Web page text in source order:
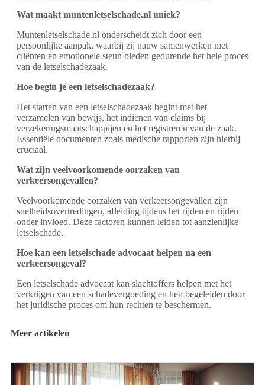
Wat maakt muntenletselschade.nl uniek?
Muntenletselschade.nl onderscheidt zich door een
persoonlijke aanpak, waarbij zij nauw samenwerken met
cliënten en emotionele steun bieden gedurende het hele proces
van de letselschadezaak.
Hoe begin je een letselschadezaak?
Het starten van een letselschadezaak begint met het
verzamelen van bewijs, het indienen van claims bij
verzekeringsmaatschappijen en het registreren van de zaak.
Essentiële documenten zoals medische rapporten zijn hierbij
cruciaal.
Wat zijn veelvoorkomende oorzaken van
verkeersongevallen?
Veelvoorkomende oorzaken van verkeersongevallen zijn
snelheidsovertredingen, afleiding tijdens het rijden en rijden
onder invloed. Deze factoren kunnen leiden tot aanzienlijke
letselschade.
Hoe kan een letselschade advocaat helpen na een
verkeersongeval?
Een letselschade advocaat kan slachtoffers helpen met het
verkrijgen van een schadevergoeding en hen begeleiden door
het juridische proces om hun rechten te beschermen.
Meer artikelen